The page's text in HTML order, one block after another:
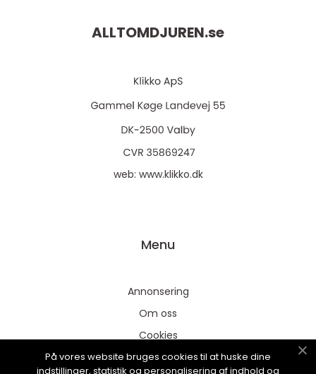
ALLTOMDJUREN.se
web: www.klikko.dk
Menu
Annonsering
Om oss
Cookies
Kontakta oss
På vores website bruges cookies til at huske dine
indstillinger, statistik og personalisering af indhold og